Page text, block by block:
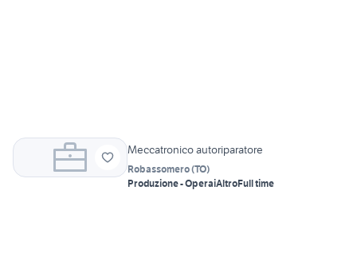
Meccatronico autoriparatore
Robassomero(TO)
Produzione - OperaiAltroFull time